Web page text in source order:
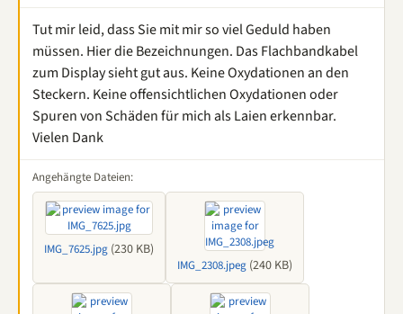
Tut mir leid, dass Sie mit mir so viel Geduld haben
müssen. Hier die Bezeichnungen. Das Flachbandkabel
zum Display sieht gut aus. Keine Oxydationen an den
Steckern. Keine offensichtlichen Oxydationen oder
Spuren von Schäden für mich als Laien erkennbar.
Vielen Dank
Angehängte Dateien:
IMG_7625.jpg (230 KB)
IMG_2308.jpeg (240 KB)